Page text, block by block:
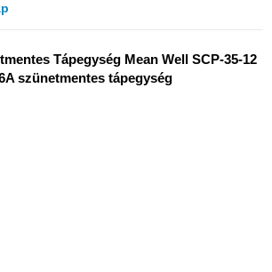
Tápegység Mean Well SCP-35-12
szünetmentes tápegység